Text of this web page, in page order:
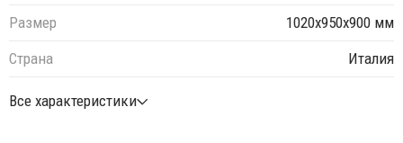
Размер
1020х950х900 мм
Страна
Италия
Все характеристики